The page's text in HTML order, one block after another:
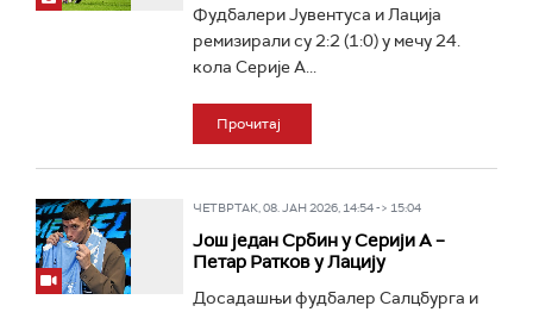
Фудбалери Јувентуса и Лација
ремизирали су 2:2 (1:0) у мечу 24.
кола Серије А...
Прочитај
ЧЕТВРТАК, 08. ЈАН 2026, 14:54 -> 15:04
Још један Србин у Серији А –
Петар Ратков у Лацију
Досадашњи фудбалер Салцбурга и